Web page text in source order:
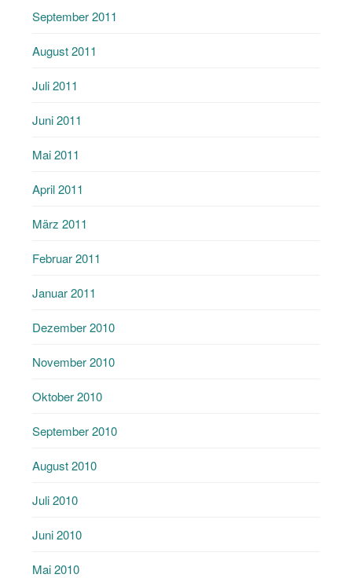
September 2011
August 2011
Juli 2011
Juni 2011
Mai 2011
April 2011
März 2011
Februar 2011
Januar 2011
Dezember 2010
November 2010
Oktober 2010
September 2010
August 2010
Juli 2010
Juni 2010
Mai 2010